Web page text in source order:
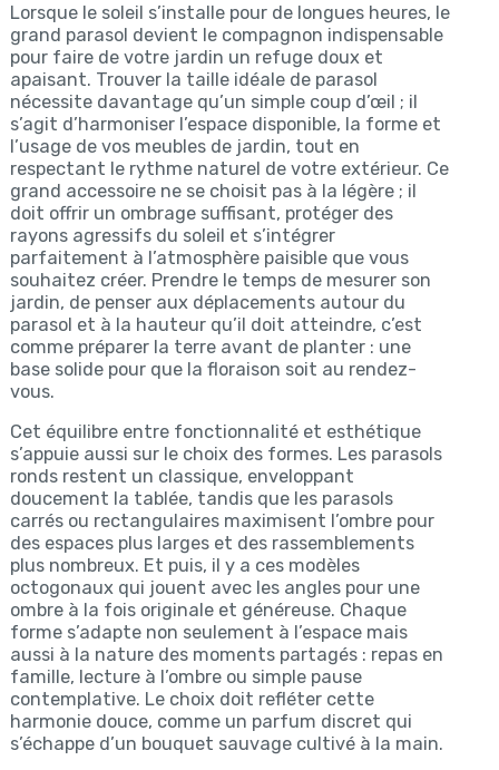
Lorsque le soleil s’installe pour de longues heures, le
grand parasol devient le compagnon indispensable
pour faire de votre jardin un refuge doux et
apaisant. Trouver la taille idéale de parasol
nécessite davantage qu’un simple coup d’œil ; il
s’agit d’harmoniser l’espace disponible, la forme et
l’usage de vos meubles de jardin, tout en
respectant le rythme naturel de votre extérieur. Ce
grand accessoire ne se choisit pas à la légère ; il
doit offrir un ombrage suffisant, protéger des
rayons agressifs du soleil et s’intégrer
parfaitement à l’atmosphère paisible que vous
souhaitez créer. Prendre le temps de mesurer son
jardin, de penser aux déplacements autour du
parasol et à la hauteur qu’il doit atteindre, c’est
comme préparer la terre avant de planter : une
base solide pour que la floraison soit au rendez-
vous.
Cet équilibre entre fonctionnalité et esthétique
s’appuie aussi sur le choix des formes. Les parasols
ronds restent un classique, enveloppant
doucement la tablée, tandis que les parasols
carrés ou rectangulaires maximisent l’ombre pour
des espaces plus larges et des rassemblements
plus nombreux. Et puis, il y a ces modèles
octogonaux qui jouent avec les angles pour une
ombre à la fois originale et généreuse. Chaque
forme s’adapte non seulement à l’espace mais
aussi à la nature des moments partagés : repas en
famille, lecture à l’ombre ou simple pause
contemplative. Le choix doit refléter cette
harmonie douce, comme un parfum discret qui
s’échappe d’un bouquet sauvage cultivé à la main.